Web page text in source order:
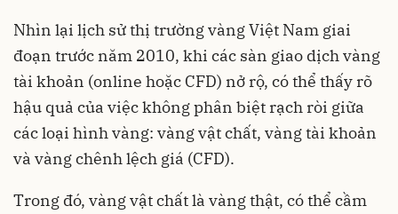
Nhìn lại lịch sử thị trường vàng Việt Nam giai
đoạn trước năm 2010, khi các sàn giao dịch vàng
tài khoản (online hoặc CFD) nở rộ, có thể thấy rõ
hậu quả của việc không phân biệt rạch ròi giữa
các loại hình vàng: vàng vật chất, vàng tài khoản
và vàng chênh lệch giá (CFD).
Trong đó, vàng vật chất là vàng thật, có thể cầm